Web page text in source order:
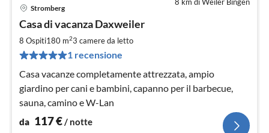
8 km di Weiler Bingen
Stromberg
Casa di vacanza Daxweiler
8 Ospiti180 m23 camere da letto
1 recensione
Casa vacanze completamente attrezzata, ampio
giardino per cani e bambini, capanno per il barbecue,
sauna, camino e W-Lan
da 117€/ notte